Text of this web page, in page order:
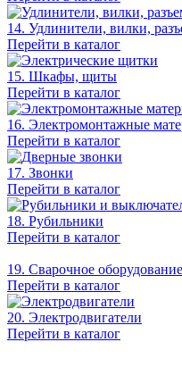
14. Удлинители, вилки,
Перейти в каталог
15. Шкафы, щиты
Перейти в каталог
16. Электромонтажные
Перейти в каталог
17. Звонки
Перейти в каталог
18. Рубильники
Перейти в каталог
19. Сварочное оборудование
Перейти в каталог
20. Электродвигатели
Перейти в каталог